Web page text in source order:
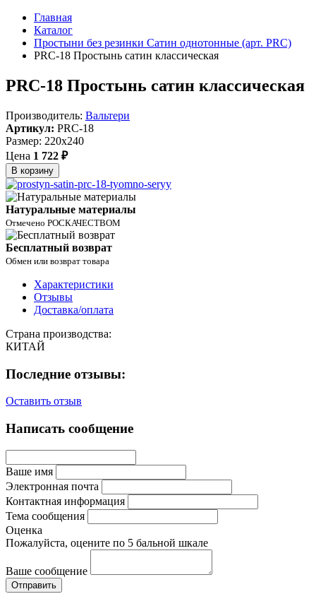
Главная
Каталог
Простыни без резинки Сатин однотонные (арт. PRC)
PRC-18 Простынь сатин классическая
PRC-18 Простынь сатин классическая
Производитель: Вальтери
Артикул: PRC-18
Размер: 220x240
Цена 1 722 ₽
В корзину
Натуральные материалы
Отмечено РОСКАЧЕСТВОМ
Бесплатный возврат
Обмен или возврат товара
Характеристики
Отзывы
Доставка/оплата
Страна производства:
КИТАЙ
Последние отзывы:
Оставить отзыв
Написать сообщение
Ваше имя
Электронная почта
Контактная информация
Тема сообщения
Оценка
Пожалуйста, оцените по 5 бальной шкале
Ваше сообщение